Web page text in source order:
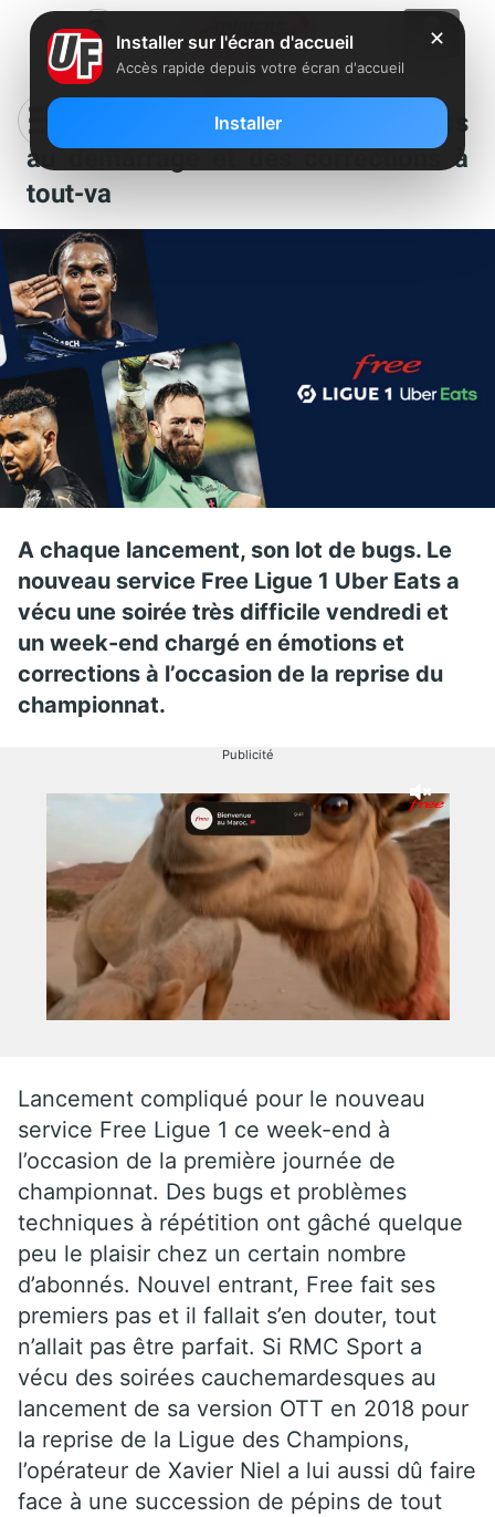
Free Ligue 1 Uber Eats : des couacs
au démarrage et des corrections à
tout-va
A chaque lancement, son lot de bugs. Le
nouveau service Free Ligue 1 Uber Eats a
vécu une soirée très difficile vendredi et
un week-end chargé en émotions et
corrections à l’occasion de la reprise du
championnat.
Publicité
Lancement compliqué pour le nouveau
service Free Ligue 1 ce week-end à
l’occasion de la première journée de
championnat. Des bugs et problèmes
techniques à répétition ont gâché quelque
peu le plaisir chez un certain nombre
d’abonnés. Nouvel entrant, Free fait ses
premiers pas et il fallait s’en douter, tout
n’allait pas être parfait. Si RMC Sport a
vécu des soirées cauchemardesques au
lancement de sa version OTT en 2018 pour
la reprise de la Ligue des Champions,
l’opérateur de Xavier Niel a lui aussi dû faire
face à une succession de pépins de tout
✕
Installer sur l'écran d'accueil
Accès rapide depuis votre écran d'accueil
Installer